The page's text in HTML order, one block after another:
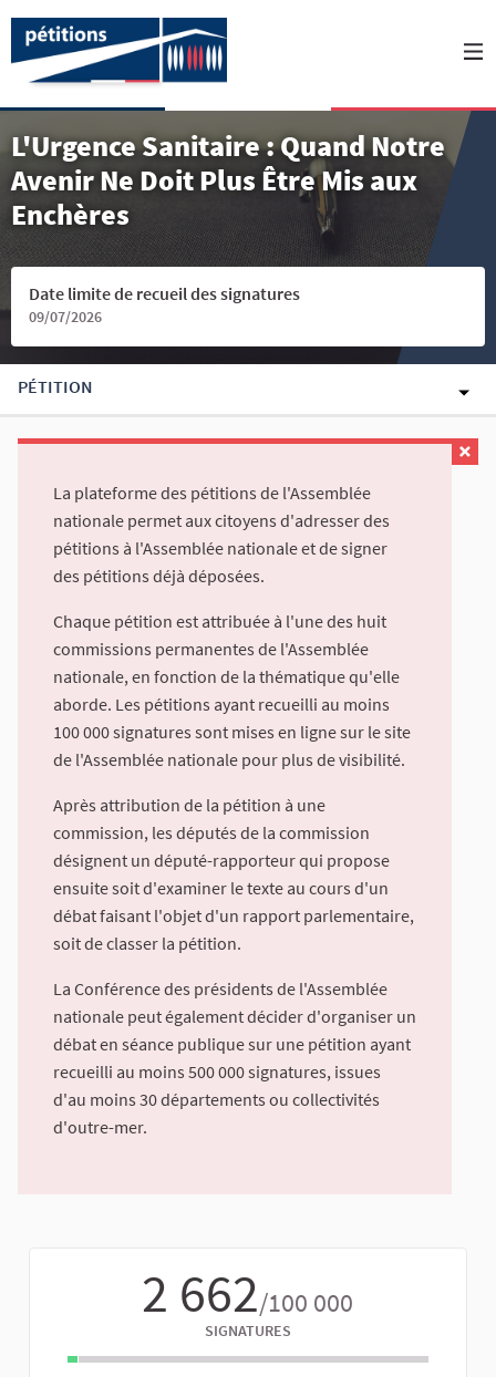
L'Urgence Sanitaire : Quand Notre
Avenir Ne Doit Plus Être Mis aux
Enchères
Date limite de recueil des signatures
09/07/2026
PÉTITION
La plateforme des pétitions de l'Assemblée
nationale permet aux citoyens d'adresser des
pétitions à l'Assemblée nationale et de signer
des pétitions déjà déposées.
Chaque pétition est attribuée à l'une des huit
commissions permanentes de l'Assemblée
nationale, en fonction de la thématique qu'elle
aborde. Les pétitions ayant recueilli au moins
100 000 signatures sont mises en ligne sur le site
de l'Assemblée nationale pour plus de visibilité.
Après attribution de la pétition à une
commission, les députés de la commission
désignent un député-rapporteur qui propose
ensuite soit d'examiner le texte au cours d'un
débat faisant l'objet d'un rapport parlementaire,
soit de classer la pétition.
La Conférence des présidents de l'Assemblée
nationale peut également décider d'organiser un
débat en séance publique sur une pétition ayant
recueilli au moins 500 000 signatures, issues
d'au moins 30 départements ou collectivités
d'outre-mer.
2 662/100 000
SIGNATURES